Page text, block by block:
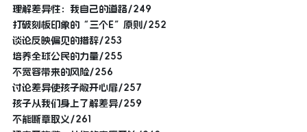
理解差异性：我自己的道路/249
打破刻板印象的“三个E”原则/252
谈论反映偏见的措辞/253
培养全球公民的力量/255
不宽容带来的风险/256
讨论差异使孩子敞开心扉/257
孩子从我们身上了解差异/259
不能断章取义/261